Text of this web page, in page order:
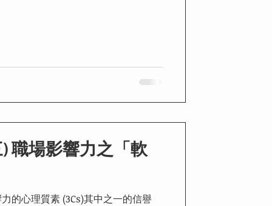
職場影響力之「軟
的心理質素 (3Cs)其中之一的信譽